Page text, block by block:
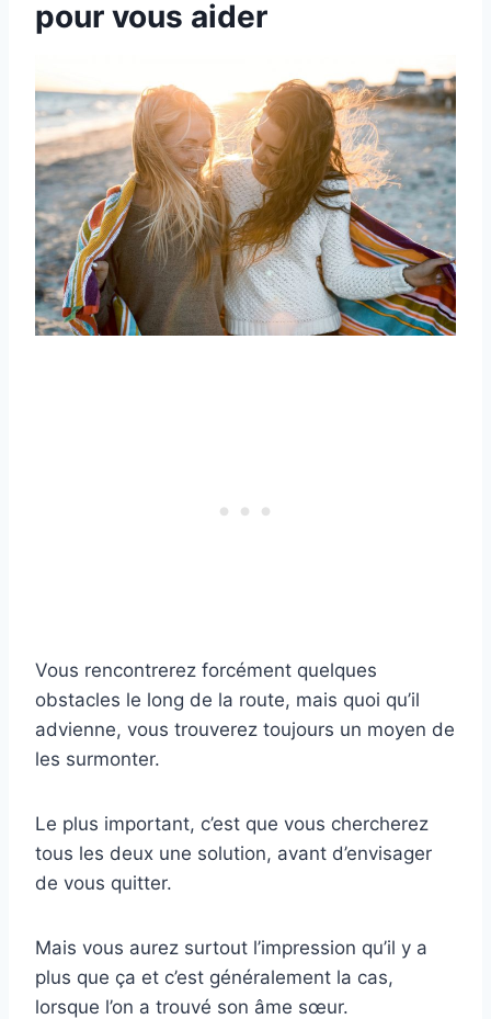
pour vous aider
Vous rencontrerez forcément quelques
obstacles le long de la route, mais quoi qu’il
advienne, vous trouverez toujours un moyen de
les surmonter.
Le plus important, c’est que vous chercherez
tous les deux une solution, avant d’envisager
de vous quitter.
Mais vous aurez surtout l’impression qu’il y a
plus que ça et c’est généralement la cas,
lorsque l’on a trouvé son âme sœur.